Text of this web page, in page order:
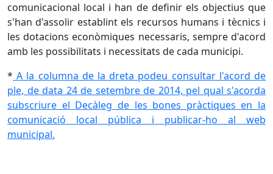
comunicacional local i han de definir els objectius que
s'han d'assolir establint els recursos humans i tècnics i
les dotacions econòmiques necessaris, sempre d'acord
amb les possibilitats i necessitats de cada municipi.
* A la columna de la dreta podeu consultar l'acord de
ple, de data 24 de setembre de 2014, pel qual s'acorda
subscriure el Decàleg de les bones pràctiques en la
comunicació local pública i publicar-ho al web
municipal.